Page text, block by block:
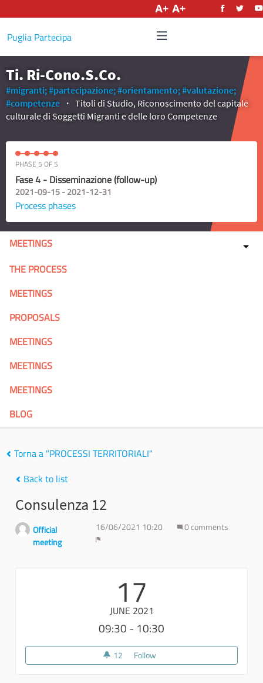
Puglia Partecipa
Ti. Ri-Cono.S.Co.
#migranti;#partecipazione;#orientamento;#valutazione;
#competenze
Titoli di Studio, Riconoscimento del capitale
culturale di Soggetti Migranti e delle loro Competenze
PHASE 5 OF 5
Fase 4 - Disseminazione (follow-up)
2021-09-15 - 2021-12-31
Process phases
MEETINGS
THE PROCESS
MEETINGS
PROPOSALS
MEETINGS
MEETINGS
MEETINGS
BLOG
Torna a "PROCESSI TERRITORIALI"
Back to list
Consulenza 12
Official
meeting
16/06/2021 10:20
0 comments
17
JUNE 2021
09:30 - 10:30
12 12 followers
Follow